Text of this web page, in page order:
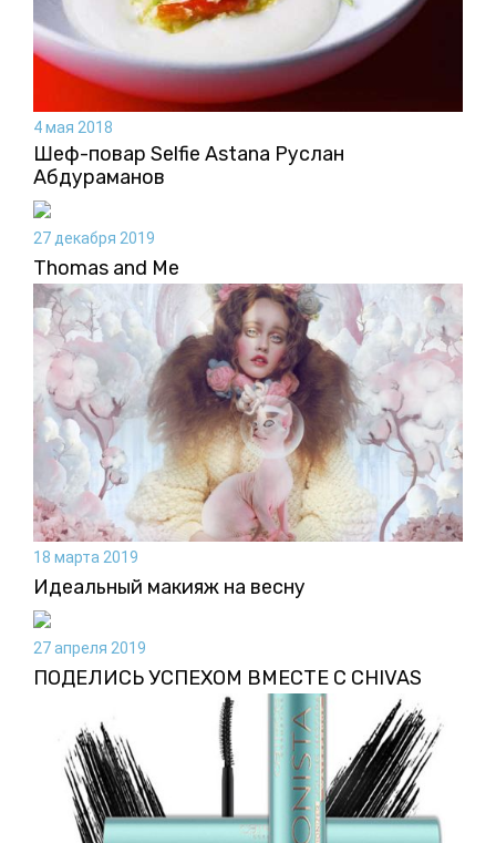
4 мая 2018
Шеф-повар Selfie Astana Руслан
Абдураманов
27 декабря 2019
Thomas аnd Me
18 марта 2019
Идеальный макияж на весну
27 апреля 2019
ПОДЕЛИСЬ УСПЕХОМ ВМЕСТЕ С CHIVAS